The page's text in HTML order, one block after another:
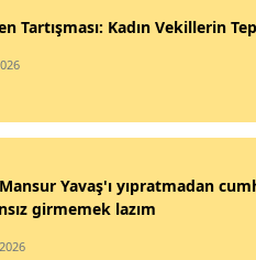
Tartışması: Kadın Vekillerin
Yavaş'ı yıpratmadan
girmemek lazım